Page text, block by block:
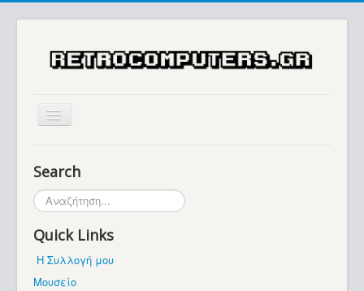
Μουσείο
Search
Αναζήτηση...
Quick Links
Η Συλλογή μου
Μουσείο